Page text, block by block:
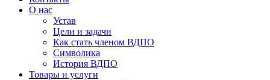
О нас
Устав
Цели и задачи
Как стать членом ВДПО
Символика
История ВДПО
Товары и услуги